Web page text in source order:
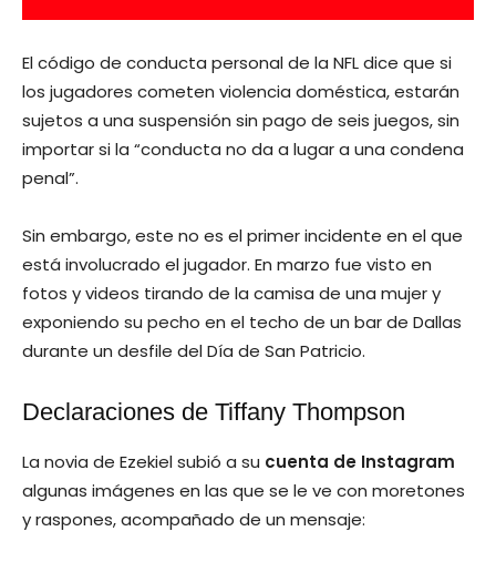
El código de conducta personal de la NFL dice que si
los jugadores cometen violencia doméstica, estarán
sujetos a una suspensión sin pago de seis juegos, sin
importar si la “conducta no da a lugar a una condena
penal”.
Sin embargo, este no es el primer incidente en el que
está involucrado el jugador. En marzo fue visto en
fotos y videos tirando de la camisa de una mujer y
exponiendo su pecho en el techo de un bar de Dallas
durante un desfile del Día de San Patricio.
Declaraciones de Tiffany Thompson
La novia de Ezekiel subió a su cuenta de Instagram
algunas imágenes en las que se le ve con moretones
y raspones, acompañado de un mensaje: